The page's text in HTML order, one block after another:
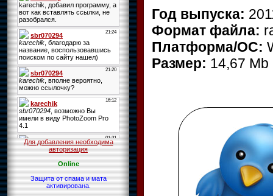
Для добавления необходима
авторизация
Online
Защита от спама и мата
активирована.
Год выпуска:
Формат файла:
Платформа/ОС:
Размер: 14,67 Mb